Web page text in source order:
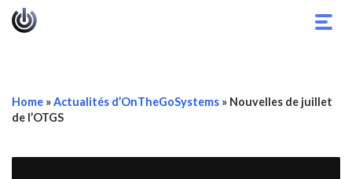
Home »Actualités d’OnTheGoSystems » Nouvelles de juillet
de l’OTGS